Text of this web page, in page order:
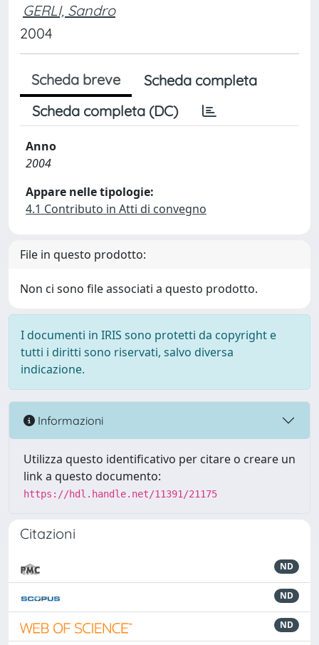
GERLI, Sandro
2004
Scheda breve
Scheda completa
Scheda completa (DC)
Anno
2004
Appare nelle tipologie:
4.1 Contributo in Atti di convegno
File in questo prodotto:
Non ci sono file associati a questo prodotto.
I documenti in IRIS sono protetti da copyright e
tutti i diritti sono riservati, salvo diversa
indicazione.
Informazioni
Utilizza questo identificativo per citare o creare un
link a questo documento:
https://hdl.handle.net/11391/21175
Citazioni
ND
ND
ND